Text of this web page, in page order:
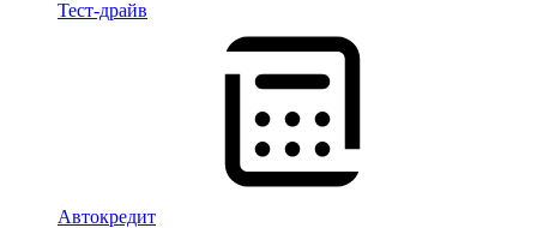
Тест-драйв
Автокредит